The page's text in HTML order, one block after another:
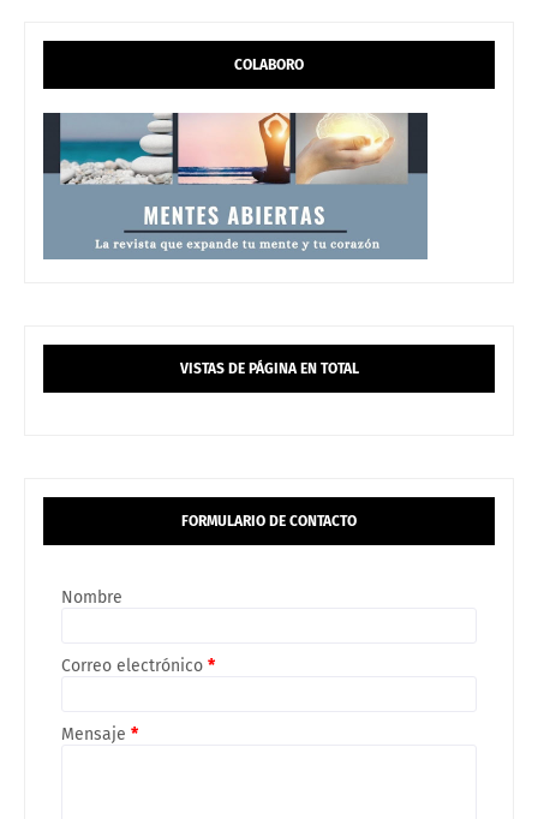
COLABORO
VISTAS DE PÁGINA EN TOTAL
FORMULARIO DE CONTACTO
Nombre
Correo electrónico *
Mensaje *